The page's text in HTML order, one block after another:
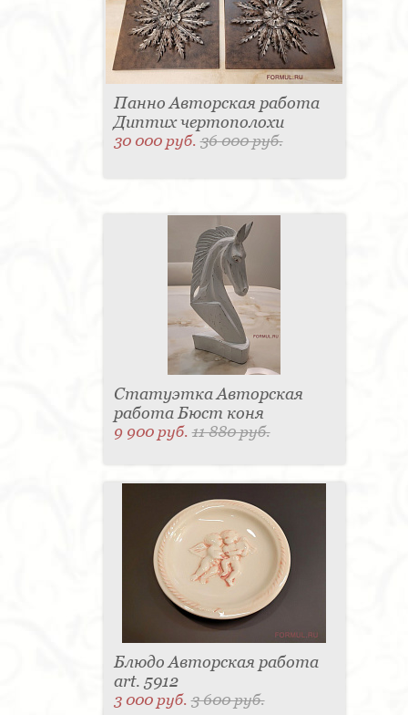
Панно Авторская работа
Диптих чертополохи
30 000 руб.36 000 руб.
Статуэтка Авторская
работа Бюст коня
9 900 руб.11 880 руб.
Блюдо Авторская работа
art. 5912
3 000 руб.3 600 руб.